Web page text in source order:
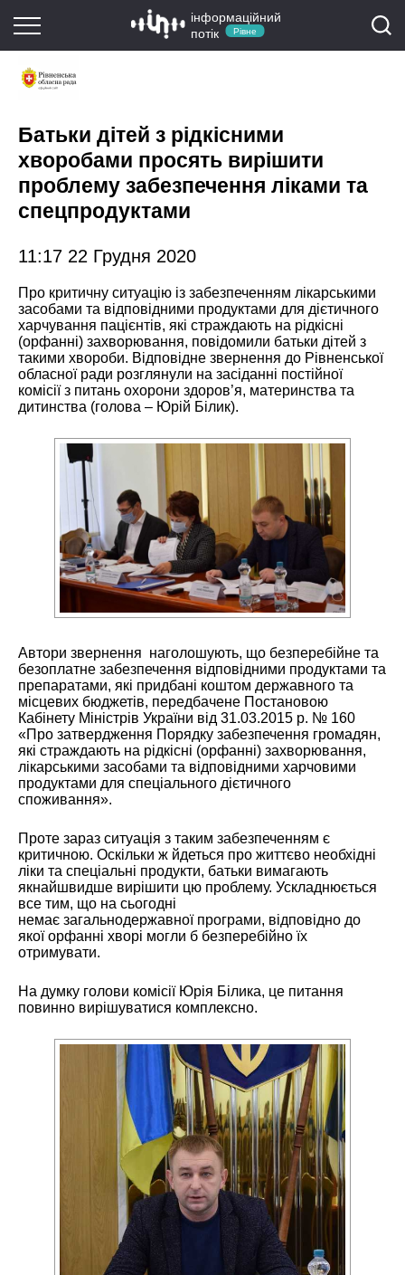
інформаційний
потік
Рівне
Батьки дітей з рідкісними
хворобами просять вирішити
проблему забезпечення ліками та
спецпродуктами
11:17 22 Грудня 2020
Про критичну ситуацію із забезпеченням лікарськими
засобами та відповідними продуктами для дієтичного
харчування пацієнтів, які страждають на рідкісні
(орфанні) захворювання, повідомили батьки дітей з
такими хвороби. Відповідне звернення до Рівненської
обласної ради розглянули на засіданні постійної
комісії з питань охорони здоров’я, материнства та
дитинства (голова – Юрій Білик).
Автори звернення наголошують, що безперебійне та
безоплатне забезпечення відповідними продуктами та
препаратами, які придбані коштом державного та
місцевих бюджетів, передбачене Постановою
Кабінету Міністрів України від 31.03.2015 р. № 160
«Про затвердження Порядку забезпечення громадян,
які страждають на рідкісні (орфанні) захворювання,
лікарськими засобами та відповідними харчовими
продуктами для спеціального дієтичного
споживання».
Проте зараз ситуація з таким забезпеченням є
критичною. Оскільки ж йдеться про життєво необхідні
ліки та спеціальні продукти, батьки вимагають
якнайшвидше вирішити цю проблему. Ускладнюється
все тим, що на сьогодні
немає загальнодержавної програми, відповідно до
якої орфанні хворі могли б безперебійно їх
отримувати.
На думку голови комісії Юрія Білика, це питання
повинно вирішуватися комплексно.